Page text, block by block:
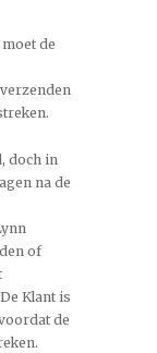
de
doch in
na de
of
Klant is
de